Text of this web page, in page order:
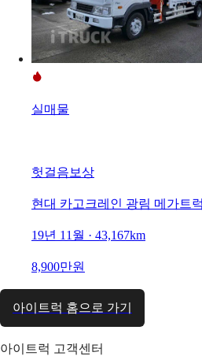
실매물
헛걸음보상
현대 카고크레인 광림 메가트
19년 11월 · 43,167km
8,900만원
아이트럭 홈으로 가기
아이트럭 고객센터